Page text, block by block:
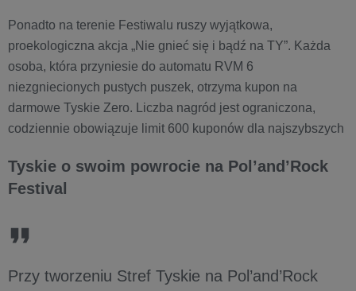
Ponadto na terenie Festiwalu ruszy wyjątkowa,
proekologiczna akcja „Nie gnieć się i bądź na TY”. Każda
osoba, która przyniesie do automatu RVM 6
niezgniecionych pustych puszek, otrzyma kupon na
darmowe Tyskie Zero. Liczba nagród jest ograniczona,
codziennie obowiązuje limit 600 kuponów dla najszybszych
Tyskie o swoim powrocie na Pol’and’Rock
Festival
Przy tworzeniu Stref Tyskie na Pol’and’Rock